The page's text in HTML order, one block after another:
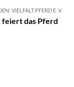
VIELFALT PFERD E. V.
feiert das Pferd